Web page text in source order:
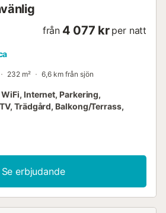
från 4 077 kr per natt
232 m² 6,6 km från sjön
Internet, Parkering,
Trädgård, Balkong/Terrass,
Se erbjudande